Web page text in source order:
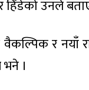
उनले
वैकल्पिक र नयाँ
।